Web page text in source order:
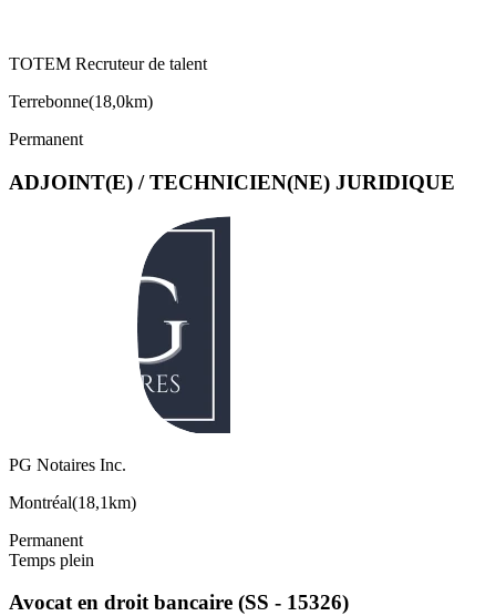
TOTEM Recruteur de talent
Terrebonne(18,0km)
Permanent
ADJOINT(E) / TECHNICIEN(NE) JURIDIQUE
PG Notaires Inc.
Montréal(18,1km)
Permanent
Temps plein
Avocat en droit bancaire (SS - 15326)